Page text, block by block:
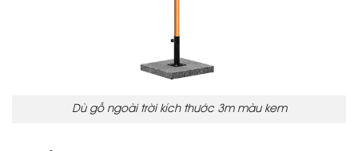
Dù gỗ ngoài trời kích thước 3m màu kem